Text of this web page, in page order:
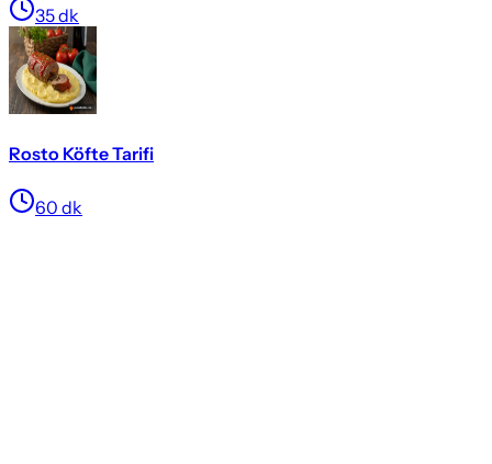
35dk
Rosto Köfte Tarifi
60 dk